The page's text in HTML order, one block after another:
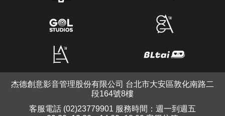
杰德創意影音管理股份有限公司 台北市大安區敦化南路二
段164號8樓
客服電話 (02)23779901 服務時間：週一到週五